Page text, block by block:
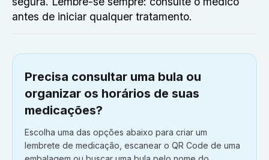
antes de iniciar qualquer tratamento.
Precisa consultar uma bula ou
organizar os horários de suas
medicações?
Escolha uma das opções abaixo para criar um
lembrete de medicação, escanear o QR Code de uma